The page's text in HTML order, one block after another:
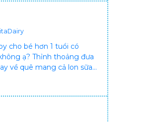
đình ai cũng xót, mẹ cũng
ốm ạ?. Cảm ơn bác sĩ.
cho bé hơn 1 tuổi có
ạ? Thỉnh thoảng đưa
về quê mang cả lon sữa
không muốn đổi cho bé